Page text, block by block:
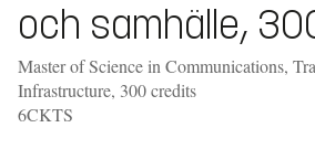
och samhälle,
Master of Science in Communications,
Infrastructure, 300 credits
6CKTS